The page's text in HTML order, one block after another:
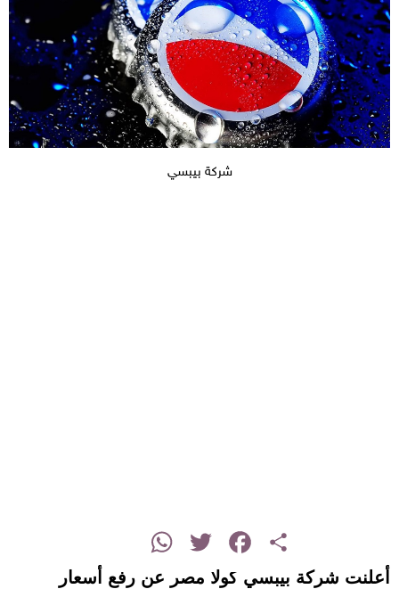
شركة بيبسي
Share
Facebook
Twitter
WhatsApp
أعلنت شركة بيبسي كولا مصر عن رفع أسعار